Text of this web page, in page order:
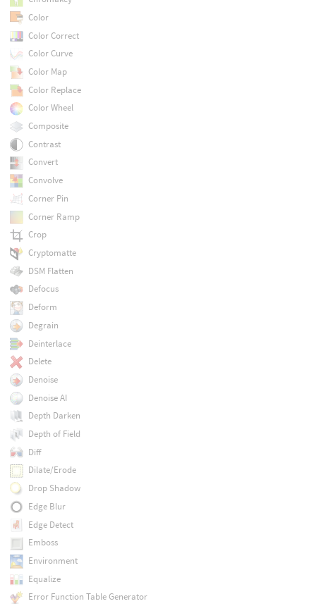
Color
Color Correct
Color Curve
Color Map
Color Replace
Color Wheel
Composite
Contrast
Convert
Convolve
Corner Pin
Corner Ramp
Crop
Cryptomatte
DSM Flatten
Defocus
Deform
Degrain
Deinterlace
Delete
Denoise
Denoise AI
Depth Darken
Depth of Field
Diff
Dilate/Erode
Drop Shadow
Edge Blur
Edge Detect
Emboss
Environment
Equalize
Error Function Table Generator